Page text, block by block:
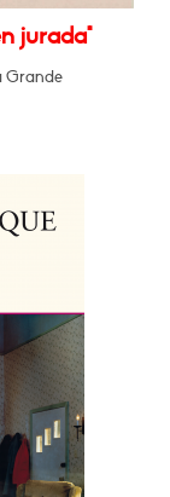
jurada"
Grande